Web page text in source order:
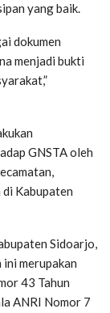
yang baik.
dokumen
menjadi bukti
GNSTA oleh
Kabupaten
Sidoarjo,
merupakan
43 Tahun
ANRI Nomor 7